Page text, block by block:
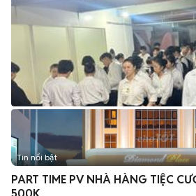
Tin nổi bật
PART TIME PV NHÀ HÀNG TIỆC